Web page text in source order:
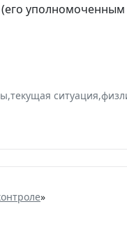
уполномоченным
,текущая ситуация,
»